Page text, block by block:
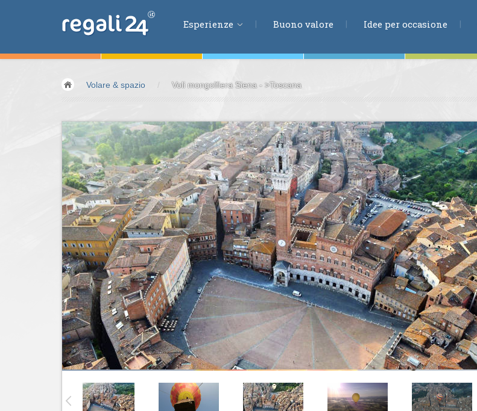
Esperienze
Volare &spazio
Avventura &azione
Sport &fitness
Mangiare &bere
Benessere &salute
Acqua &vento
Lifestyle &fantasia
Kids & Family
Pernottamenti
Buono valore Idee per occasione
Volare & spazio / Voli mongolfiera Siena - >Toscana